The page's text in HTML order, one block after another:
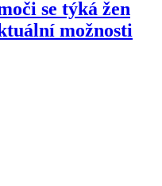
se týká žen
možnosti